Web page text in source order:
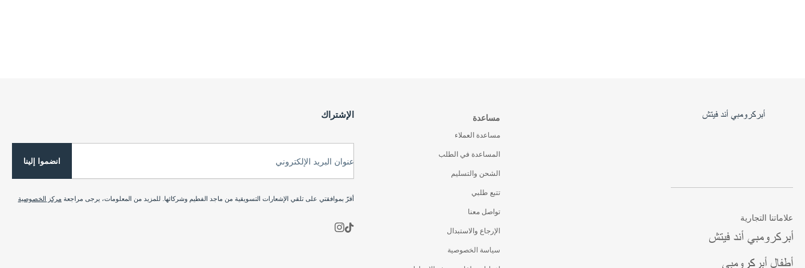
علاماتنا التجارية
مساعدة
مساعدة العملاء
المساعدة في الطلب
الشحن والتسليم
تتبع طلبي
تواصل معنا
الإرجاع والاستبدال
سياسة الخصوصية
الإشتراك
عنوان البريد الإلكتروني انضموا إلينا
أقرّ بموافقتي على تلقي الإشعارات التسويقية من ماجد الفطيم وشركائها. للمزيد من المعلومات، يرجى مراجعة مركز الخصوصية